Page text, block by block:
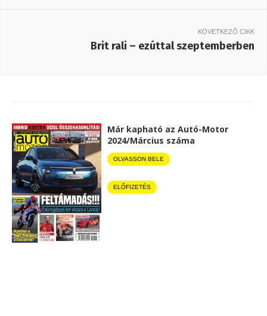
KÖVETKEZŐ CIKK
Brit rali – ezúttal szeptemberben
Már kapható az Autó-Motor
2024/Március száma
OLVASSON BELE
ELŐFIZETÉS